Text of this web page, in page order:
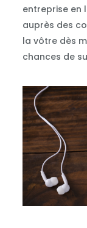
entreprise en
auprès des
la vôtre dès
chances de